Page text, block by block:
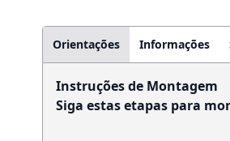
Orientações Informações
Instruções de Montagem
Siga estas etapas para